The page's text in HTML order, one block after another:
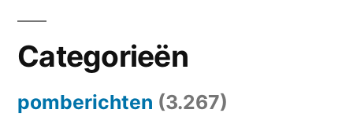
Categorieën
pomberichten (3.267)